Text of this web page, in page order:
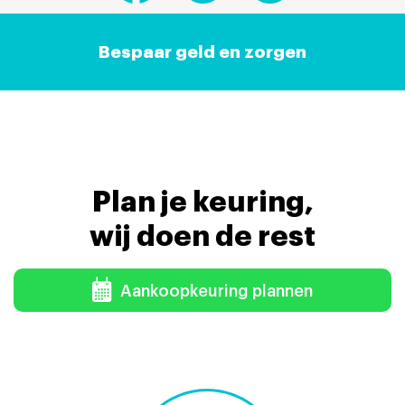
Bespaar geld en zorgen
Plan je keuring,
wij doen de rest
Aankoopkeuring plannen